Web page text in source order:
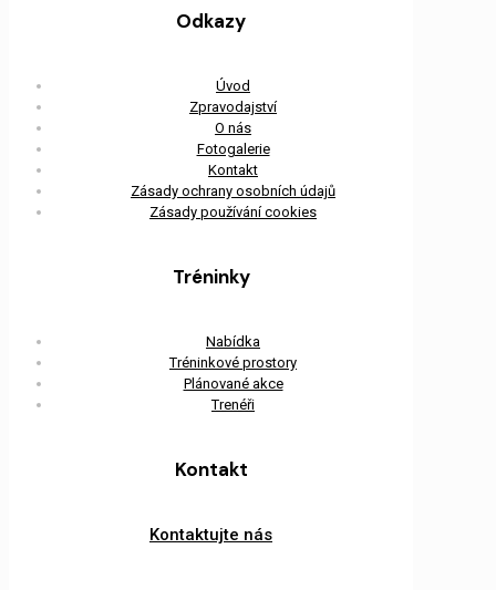
Odkazy
Úvod
Zpravodajství
O nás
Fotogalerie
Kontakt
Zásady ochrany osobních údajů
Zásady používání cookies
Tréninky
Nabídka
Tréninkové prostory
Plánované akce
Trenéři
Kontakt
Kontaktujte nás